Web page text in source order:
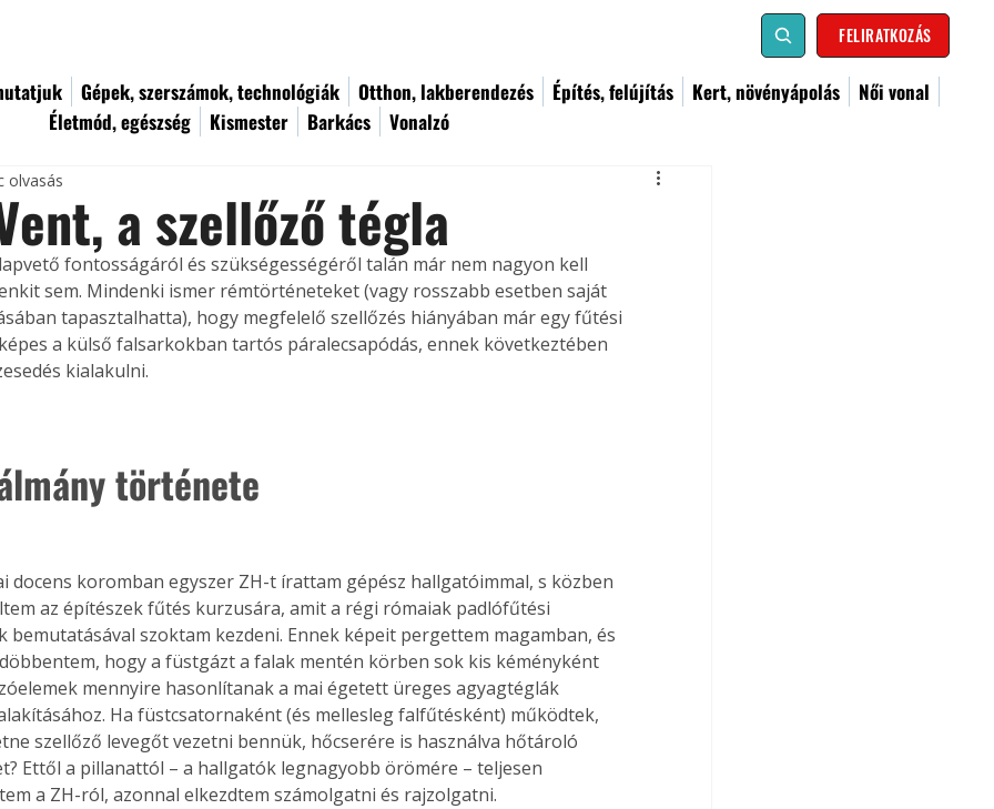
FELIRATKOZÁS
Gépek, szerszámok, technológiák Otthon, lakberendezés Építés, felújítás Kert, növényápolás
Női vonal
Életmód, egészség
Kismester Barkács Vonalzó
a szellőző tégla
olvasás
fontosságáról és szükségességéről talán már nem nagyon kell
sem. Mindenki ismer rémtörténeteket (vagy rosszabb esetben saját
tapasztalhatta), hogy megfelelő szellőzés hiányában már egy fűtési
a külső falsarkokban tartós páralecsapódás, ennek következtében
kialakulni.
története
docens koromban egyszer ZH-t írattam gépész hallgatóimmal, s közben
az építészek fűtés kurzusára, amit a régi rómaiak padlófűtési
bemutatásával szoktam kezdeni. Ennek képeit pergettem magamban, és
hogy a füstgázt a falak mentén körben sok kis kéményként
mennyire hasonlítanak a mai égetett üreges agyagtéglák
Ha füstcsatornaként (és mellesleg falfűtésként) működtek,
szellőző levegőt vezetni bennük, hőcserére is használva hőtároló
Ettől a pillanattól – a hallgatók legnagyobb örömére – teljesen
a ZH-ról, azonnal elkezdtem számolgatni és rajzolgatni.